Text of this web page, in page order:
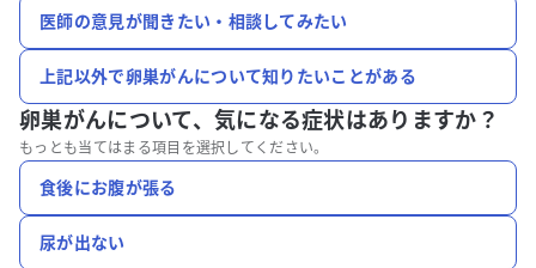
医師の意見が聞きたい・相談してみたい
上記以外で卵巣がんについて知りたいことがある
卵巣がんについて、 気になる症状はありますか？
もっとも当てはまる項目を選択してください。
食後にお腹が張る
尿が出ない